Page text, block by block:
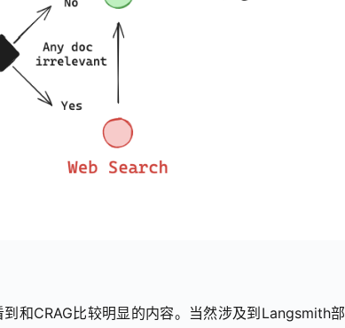
和CRAG比较明显的内容。当然涉及到Langsmith部